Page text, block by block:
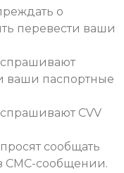
о
перевести ваши
ваши паспортные
CVV
сообщать
СМС-сообщении.